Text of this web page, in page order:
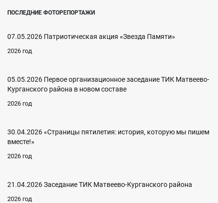
ПОСЛЕДНИЕ ФОТОРЕПОРТАЖИ
07.05.2026 Патриотическая акция «Звезда Памяти»
2026 год
05.05.2026 Первое организационное заседание ТИК Матвеево-
Курганского района в новом составе
2026 год
30.04.2026 «Страницы пятилетия: история, которую мы пишем
вместе!»
2026 год
21.04.2026 Заседание ТИК Матвеево-Курганского района
2026 год